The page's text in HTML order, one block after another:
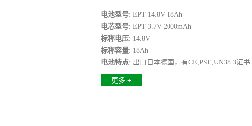
电池型号: EPT 14.8V 18Ah
电芯型号: EPT 3.7V 2000mAh
标称电压: 14.8V
标称容量: 18Ah
电池特点: 出口日本德国，有CE,PSE,UN38.3证书
更多 +